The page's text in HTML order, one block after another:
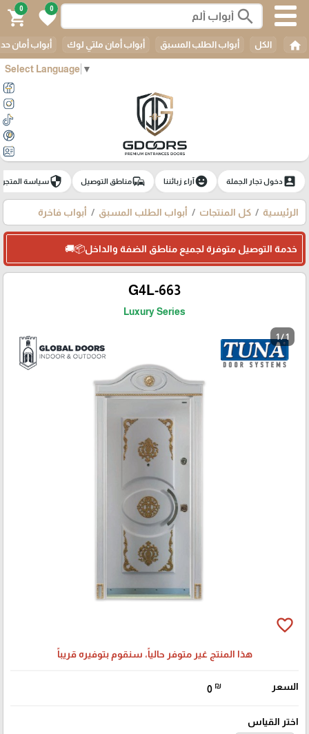
Select Language ▼
search
0
favorite
0
shopping_cart
home الكل أبواب الطلب المسبق أبواب أمان ملتي لوك أبواب أمان
account_boxدخول تجار الجملة emoji_emotionsآراء زبائننا commuteمناطق التوصيل securityسياسة المتجر
الرئيسية كل المنتجات أبواب الطلب المسبق أبواب فاخرة
خدمة التوصيل متوفرة لجميع مناطق الضفة والداخل📦🚚
G4L-663
Luxury Series
1 / 1
favorite_border
هذا المنتج غير متوفر حالياً، سنقوم بتوفيره قريباً
السعر 0 ₪
اختر القياس